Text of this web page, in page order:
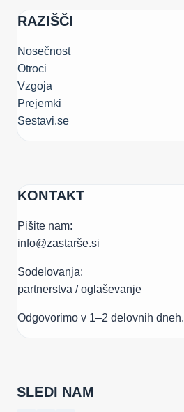
RAZIŠČI
Nosečnost
Otroci
Vzgoja
Prejemki
Sestavi.se
KONTAKT
Pišite nam:
info@zastarše.si
Sodelovanja:
partnerstva / oglaševanje
Odgovorimo v 1–2 delovnih dneh.
SLEDI NAM